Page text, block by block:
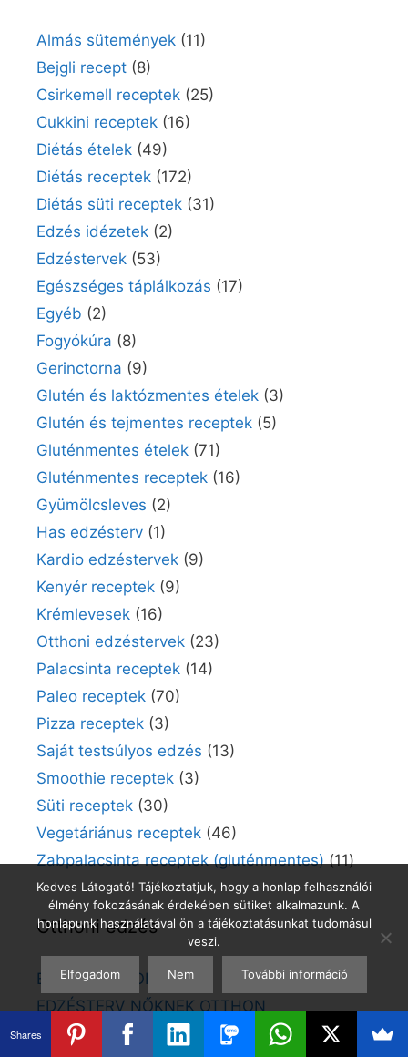
Almás sütemények (11)
Bejgli recept (8)
Csirkemell receptek (25)
Cukkini receptek (16)
Diétás ételek (49)
Diétás receptek (172)
Diétás süti receptek (31)
Edzés idézetek (2)
Edzéstervek (53)
Egészséges táplálkozás (17)
Egyéb (2)
Fogyókúra (8)
Gerinctorna (9)
Glutén és laktózmentes ételek (3)
Glutén és tejmentes receptek (5)
Gluténmentes ételek (71)
Gluténmentes receptek (16)
Gyümölcsleves (2)
Has edzésterv (1)
Kardio edzéstervek (9)
Kenyér receptek (9)
Krémlevesek (16)
Otthoni edzéstervek (23)
Palacsinta receptek (14)
Paleo receptek (70)
Pizza receptek (3)
Saját testsúlyos edzés (13)
Smoothie receptek (3)
Süti receptek (30)
Vegetáriánus receptek (46)
Zabpalacsinta receptek (gluténmentes)(11)
Otthoni edzés
EDZÉS OTTHON
EDZÉSTERV NŐKNEK OTTHON
EDZÉSTERV OTTHON
Kedves Látogató! Tájékoztatjuk, hogy a honlap felhasználói
élmény fokozásának érdekében sütiket alkalmazunk. A
honlapunk használatával ön a tájékoztatásunkat tudomásul
veszi.
Elfogadom Nem További információ
Shares